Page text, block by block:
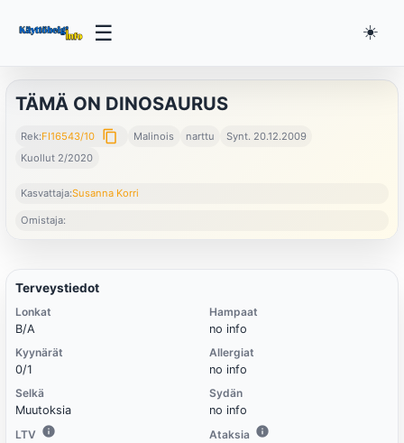
☰ ☀️
TÄMÄ ON DINOSAURUS
Rek:FI16543/10 content_copy Malinois narttu
Synt. 20.12.2009
Kuollut 2/2020
Kasvattaja:Susanna Korri
Omistaja:
Terveystiedot
Lonkat
B/A
Kyynärät
0/1
Selkä
Muutoksia
LTV
Hampaat
no info
Allergiat
no info
Sydän
no info
Ataksia